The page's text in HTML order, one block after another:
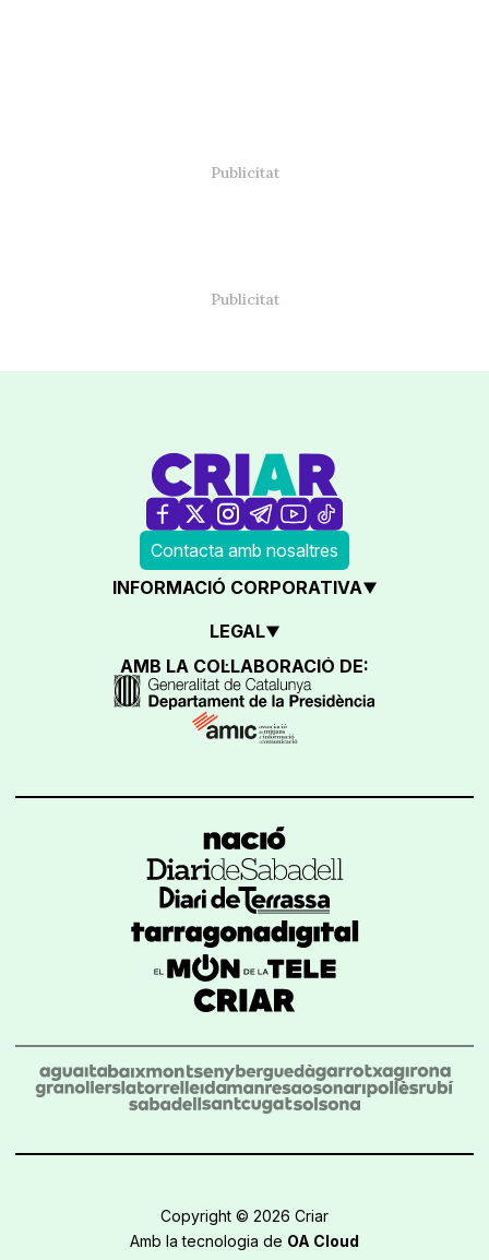
Contacta amb nosaltres
INFORMACIÓ CORPORATIVA
LEGAL
AMB LA COL·LABORACIÓ DE:
Copyright © 2026 Criar
Amb la tecnologia de OA Cloud